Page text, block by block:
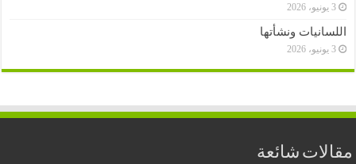
3 يونيو، 2026
اللسانيات ونشأتها
3 يونيو، 2026
مقالات شائعة